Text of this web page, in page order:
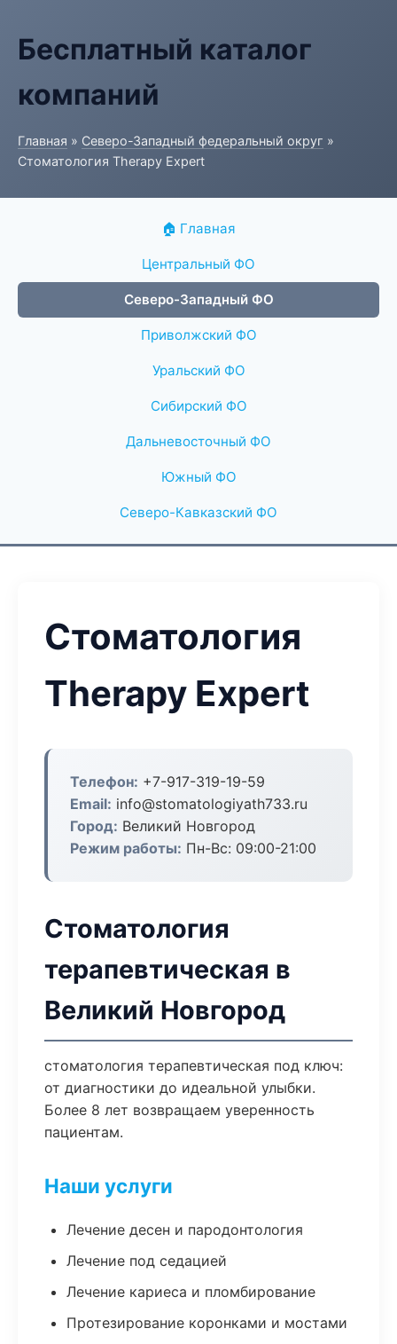
Бесплатный каталог
компаний
Главная » Северо-Западный федеральный округ »
Стоматология Therapy Expert
🏠 Главная
Центральный ФО
Северо-Западный ФО
Приволжский ФО
Уральский ФО
Сибирский ФО
Дальневосточный ФО
Южный ФО
Северо-Кавказский ФО
Стоматология
Therapy Expert
Телефон: +7-917-319-19-59
Email: info@stomatologiyath733.ru
Город: Великий Новгород
Режим работы: Пн-Вс: 09:00-21:00
Стоматология
терапевтическая в
Великий Новгород
стоматология терапевтическая под ключ:
от диагностики до идеальной улыбки.
Более 8 лет возвращаем уверенность
пациентам.
Наши услуги
Лечение десен и пародонтология
Лечение под седацией
Лечение кариеса и пломбирование
Протезирование коронками и мостами